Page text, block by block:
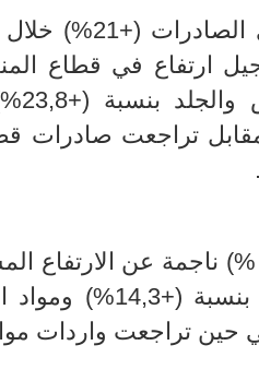
(+21
%
في قطاع
بنسبة (+23,8 %
تراجعت صادرات
(% ناجمة عن الارتفاع
حين تراجعت واردات